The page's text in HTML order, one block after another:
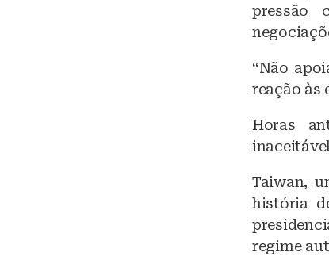
pressão
“Não
reação às
Horas
Taiwan,
história
regime